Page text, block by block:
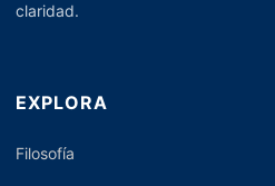
claridad.
EXPLORA
Filosofía